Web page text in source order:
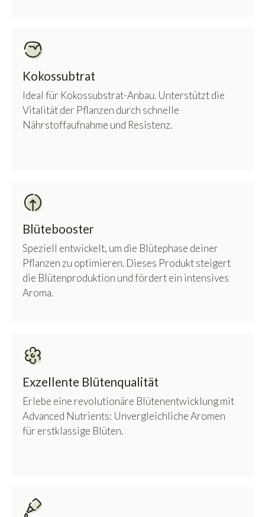
Kokossubtrat
Ideal für Kokossubstrat-Anbau. Unterstützt die
Vitalität der Pflanzen durch schnelle
Nährstoffaufnahme und Resistenz.
Blütebooster
Speziell entwickelt, um die Blütephase deiner
Pflanzen zu optimieren. Dieses Produkt steigert
die Blütenproduktion und fördert ein intensives
Aroma.
Exzellente Blütenqualität
Erlebe eine revolutionäre Blütenentwicklung mit
Advanced Nutrients: Unvergleichliche Aromen
für erstklassige Blüten.